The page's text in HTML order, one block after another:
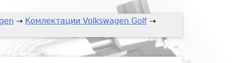
→ Комлектации Volkswagen Golf →